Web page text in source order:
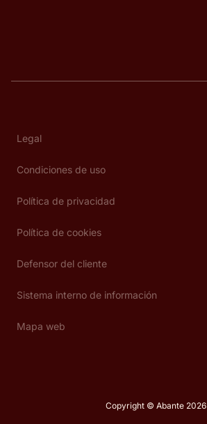
Legal
Condiciones de uso
Política de privacidad
Política de cookies
Defensor del cliente
Sistema interno de información
Mapa web
Copyright © Abante 2026